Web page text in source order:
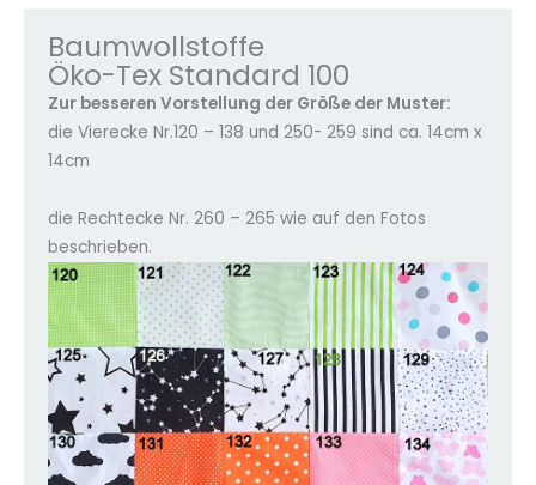
Baumwollstoffe
Öko-Tex Standard 100
Zur besseren Vorstellung der Größe der Muster:
die Vierecke Nr.120 – 138 und 250- 259 sind ca. 14cm x
14cm
die Rechtecke Nr. 260 – 265 wie auf den Fotos
beschrieben.